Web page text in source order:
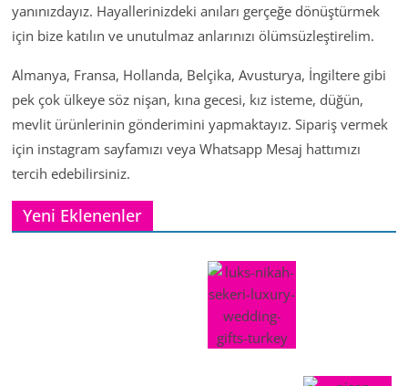
yanınızdayız. Hayallerinizdeki anıları gerçeğe dönüştürmek
için bize katılın ve unutulmaz anlarınızı ölümsüzleştirelim.
Almanya, Fransa, Hollanda, Belçika, Avusturya, İngiltere gibi
pek çok ülkeye söz nişan, kına gecesi, kız isteme, düğün,
mevlit ürünlerinin gönderimini yapmaktayız. Sipariş vermek
için instagram sayfamızı veya Whatsapp Mesaj hattımızı
tercih edebilirsiniz.
Yeni Eklenenler